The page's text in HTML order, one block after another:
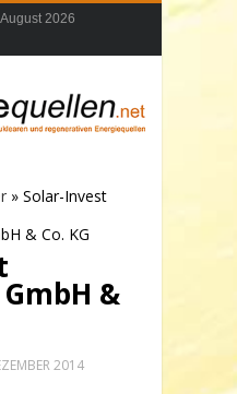
2026
» Solar-Invest
& Co. KG
&
2014